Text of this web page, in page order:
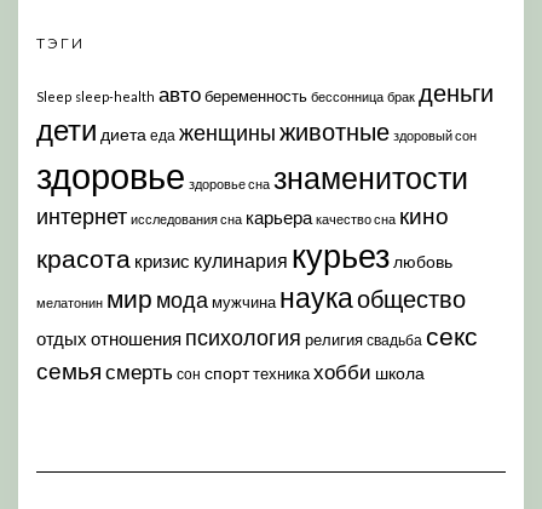
ТЭГИ
Sleep sleep-health автобеременность бессонница брак деньги
дети диета еда женщиныживотные здоровый сон
здоровье здоровье сна знаменитости
интернет исследования сна карьера качество сна кино
красота кризис кулинария курьез любовь
мелатонин мир модамужчина наукаобщество
отдых отношения психология религия свадьба секс
семья смерть сон спорттехникахобби школа